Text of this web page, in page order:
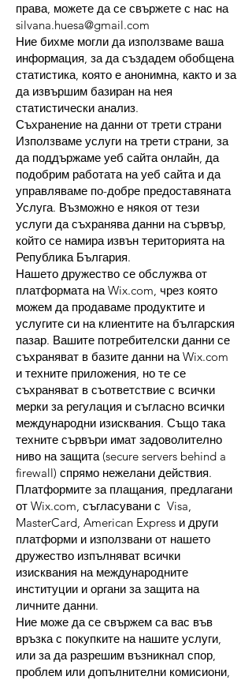
права, можете да се свържете с нас на
silvana.huesa@gmail.com
Ние бихме могли да използваме ваша
информация, за да създадем обобщена
статистика, която е анонимна, както и за
да извършим базиран на нея
статистически анализ.
Съхранение на данни от трети страни
Използваме услуги на трети страни, за
да поддържаме уеб сайта онлайн, да
подобрим работата на уеб сайта и да
управляваме по-добре предоставяната
Услуга. Възможно е някоя от тези
услуги да съхранява данни на сървър,
който се намира извън територията на
Република България.
Нашето дружество се обслужва от
платформата на Wix.com, чрез която
можем да продаваме продуктите и
услугите си на клиентите на българския
пазар. Вашите потребителски данни се
съхраняват в базите данни на Wix.com
и техните приложения, но те се
съхраняват в съответствие с всички
мерки за регулация и съгласно всички
международни изисквания. Също така
техните сървъри имат задоволително
ниво на защита (secure servers behind a
firewall) спрямо нежелани действия.
Платформите за плащания, предлагани
от Wix.com, съгласувани с Visa,
MasterCard, American Express и други
платформи и използвани от нашето
дружество изпълняват всички
изисквания на международните
институции и органи за защита на
личните данни.
Ние може да се свържем са вас във
връзка с покупките на нашите услуги,
или за да разрешим възникнал спор,
проблем или допълнителни комисиони,